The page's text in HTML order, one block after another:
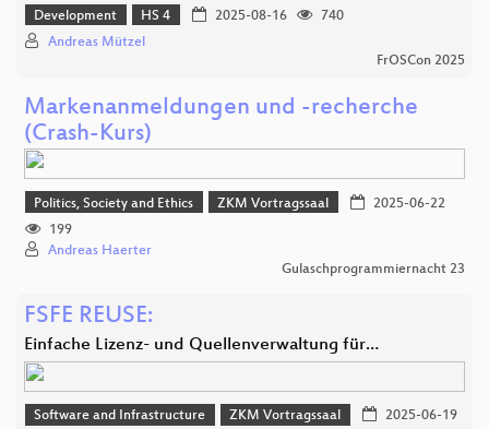
Development HS 4 2025-08-16
740
Andreas Mützel
FrOSCon 2025
Markenanmeldungen und -recherche
(Crash-Kurs)
Politics, Society and Ethics ZKM Vortragssaal
2025-06-22
199
Andreas Haerter
Gulaschprogrammiernacht 23
FSFE REUSE:
Einfache Lizenz- und Quellenverwaltung für…
Software and Infrastructure ZKM Vortragssaal
2025-06-19